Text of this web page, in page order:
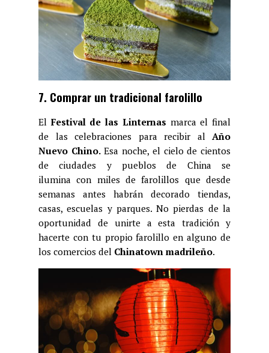
7. Comprar un tradicional farolillo
El Festival de las Linternas marca el final
de las celebraciones para recibir al Año
Nuevo Chino.Esa noche, el cielo de cientos
de ciudades y pueblos de China se
ilumina con miles de farolillos que desde
semanas antes habrán decorado tiendas,
casas, escuelas y parques. No pierdas de la
oportunidad de unirte a esta tradición y
hacerte con tu propio farolillo en alguno de
los comercios del Chinatown madrileño.